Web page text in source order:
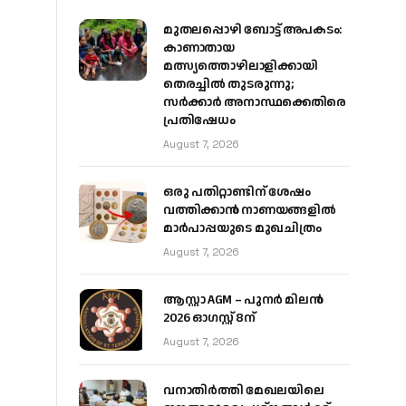
മുതലപ്പൊഴി ബോട്ട് അപകടം:
കാണാതായ
മത്സ്യത്തൊഴിലാളിക്കായി
തെരച്ചിൽ തുടരുന്നു;
സർക്കാർ അനാസ്ഥക്കെതിരെ
പ്രതിഷേധം
August 7, 2026
ഒരു പതിറ്റാണ്ടിന് ശേഷം
വത്തിക്കാൻ നാണയങ്ങളിൽ
മാർപാപ്പയുടെ മുഖചിത്രം
August 7, 2026
ആസ്റ്റാ AGM – പുനർ മിലൻ
2026 ഓഗസ്റ്റ് 8ന്
August 7, 2026
വനാതിർത്തി മേഖലയിലെ